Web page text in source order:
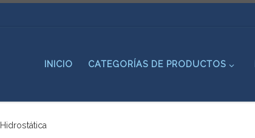
INICIO CATEGORÍAS DE PRODUCTOS